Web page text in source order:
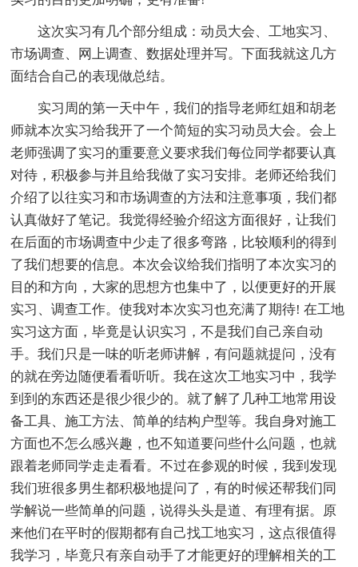
这次实习有几个部分组成：动员大会、工地实习、
市场调查、网上调查、数据处理并写。下面我就这几方
面结合自己的表现做总结。
实习周的第一天中午，我们的指导老师红姐和胡老
师就本次实习给我开了一个简短的实习动员大会。会上
老师强调了实习的重要意义要求我们每位同学都要认真
对待，积极参与并且给我做了实习安排。老师还给我们
介绍了以往实习和市场调查的方法和注意事项，我们都
认真做好了笔记。我觉得经验介绍这方面很好，让我们
在后面的市场调查中少走了很多弯路，比较顺利的得到
了我们想要的信息。本次会议给我们指明了本次实习的
目的和方向，大家的思想方也集中了，以便更好的开展
实习、调查工作。使我对本次实习也充满了期待! 在工地
实习这方面，毕竟是认识实习，不是我们自己亲自动
手。我们只是一味的听老师讲解，有问题就提问，没有
的就在旁边随便看看听听。我在这次工地实习中，我学
到到的东西还是很少很少的。就了解了几种工地常用设
备工具、施工方法、简单的结构户型等。我自身对施工
方面也不怎么感兴趣，也不知道要问些什么问题，也就
跟着老师同学走走看看。不过在参观的时候，我到发现
我们班很多男生都积极地提问了，有的时候还帮我们同
学解说一些简单的问题，说得头头是道、有理有据。原
来他们在平时的假期都有自己找工地实习，这点很值得
我学习，毕竟只有亲自动手了才能更好的理解相关的工